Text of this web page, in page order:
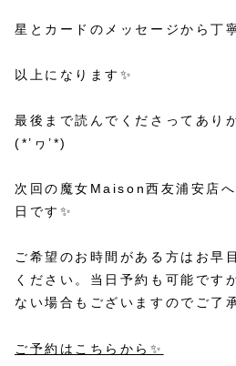
星とカードのメッセージから丁
以上になります✨
最後まで読んでくださってあり
(*’ヮ’*)
次回の魔女Maison西友浦安店
日です✨
ご希望のお時間がある方はお早
ください。当日予約も可能です
ない場合もございますのでご了
ご予約はこちらから✨